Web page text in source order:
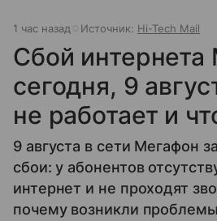
1 час назад Источник: Hi-Tech Mail
Сбой интернета
сегодня, 9
не работает и
9 августа в сети Мегафон
сбои: у абонентов
интернет и не проходят
почему возникли